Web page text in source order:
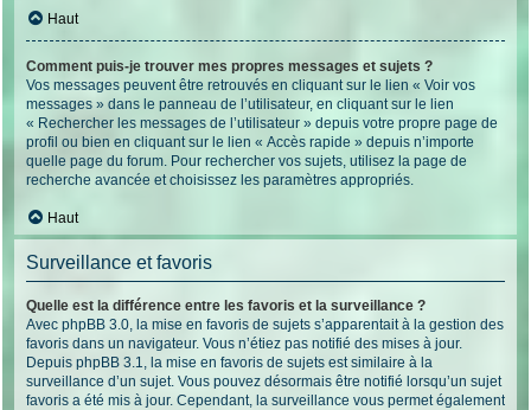
Haut
Comment puis-je trouver mes propres messages et sujets ?
Vos messages peuvent être retrouvés en cliquant sur le lien « Voir vos
messages » dans le panneau de l’utilisateur, en cliquant sur le lien
« Rechercher les messages de l’utilisateur » depuis votre propre page de
profil ou bien en cliquant sur le lien « Accès rapide » depuis n’importe
quelle page du forum. Pour rechercher vos sujets, utilisez la page de
recherche avancée et choisissez les paramètres appropriés.
Haut
Surveillance et favoris
Quelle est la différence entre les favoris et la surveillance ?
Avec phpBB 3.0, la mise en favoris de sujets s’apparentait à la gestion des
favoris dans un navigateur. Vous n’étiez pas notifié des mises à jour.
Depuis phpBB 3.1, la mise en favoris de sujets est similaire à la
surveillance d’un sujet. Vous pouvez désormais être notifié lorsqu’un sujet
favoris a été mis à jour. Cependant, la surveillance vous permet également